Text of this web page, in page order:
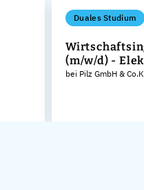
Duales Studium
(m/w/d) -
bei Pilz GmbH &